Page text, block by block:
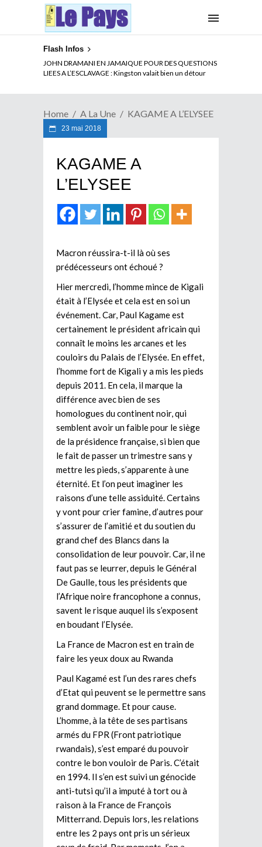
Flash Infos
JOHN DRAMANI EN JAMAIQUE POUR DES QUESTIONS
LIEES A L’ESCLAVAGE : Kingston valait bien un détour
ELECTION DE TALON A LA TETE DU SENAT BENINOIS :
Quand Patrice quitte le pouvoir sans partir !
Home A La Une KAGAME A L’ELYSEE
23 mai 2018
KAGAME A
L’ELYSEE
Macron réussira-t-il là où ses
prédécesseurs ont échoué ?
Hier mercredi, l’homme mince de Kigali
était à l’Elysée et cela est en soi un
événement. Car, Paul Kagame est
certainement le président africain qui
connaît le moins les arcanes et les
couloirs du Palais de l’Elysée. En effet,
l’homme fort de Kigali y a mis les pieds
depuis 2011. En cela, il marque la
différence avec bien de ses
homologues du continent noir, qui
semblent avoir un faible pour le siège
de la présidence française, si bien que
le fait de passer un trimestre sans y
mettre les pieds, s’apparente à une
éternité. Et l’on peut imaginer les
raisons d’une telle assiduité. Certains
y vont pour crier famine, d’autres pour
s’assurer de l’amitié et du soutien du
grand chef des Blancs dans la
consolidation de leur pouvoir. Car, il ne
faut pas se leurrer, depuis le Général
De Gaulle, tous les présidents que
l’Afrique noire francophone a connus,
savent le risque auquel ils s’exposent
en boudant l’Elysée.
La France de Macron est en train de
faire les yeux doux au Rwanda
Paul Kagamé est l’un des rares chefs
d’Etat qui peuvent se le permettre sans
grand dommage. Et pour cause.
L’homme, à la tête de ses partisans
armés du FPR (Front patriotique
rwandais), s’est emparé du pouvoir
contre le bon vouloir de Paris. C’était
en 1994. Il s’en est suivi un génocide
anti-tutsi qu’il a imputé à tort ou à
raison à la France de François
Mitterrand. Depuis lors, les relations
entre les 2 pays ont pris un sérieux